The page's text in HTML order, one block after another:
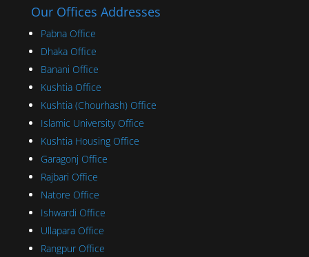
Our Offices Addresses
Pabna Office
Dhaka Office
Banani Office
Kushtia Office
Kushtia (Chourhash) Office
Islamic University Office
Kushtia Housing Office
Garagonj Office
Rajbari Office
Natore Office
Ishwardi Office
Ullapara Office
Rangpur Office